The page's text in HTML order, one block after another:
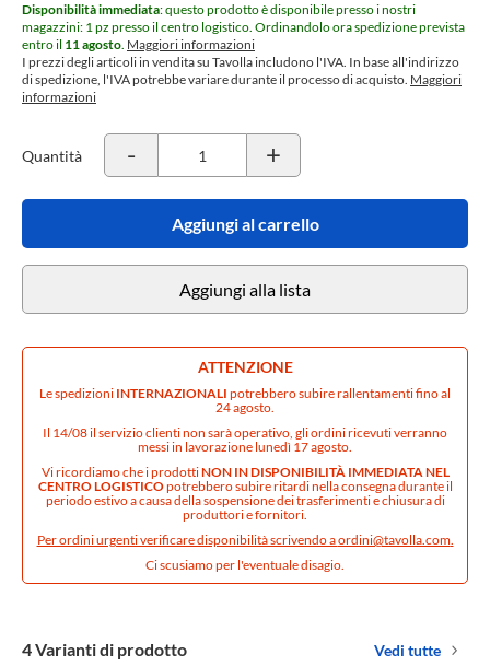
Disponibilità immediata: questo prodotto è disponibile presso i nostri
magazzini: 1 pz presso il centro logistico. Ordinandolo ora spedizione prevista
entro il 11 agosto. Maggiori informazioni
I prezzi degli articoli in vendita su Tavolla includono l'IVA. In base all'indirizzo
di spedizione, l'IVA potrebbe variare durante il processo di acquisto. Maggiori
informazioni
Quantità - +
Aggiungi al carrello
Aggiungi alla lista
ATTENZIONE
Le spedizioni INTERNAZIONALI potrebbero subire rallentamenti fino al
24 agosto.
Il 14/08 il servizio clienti non sarà operativo, gli ordini ricevuti verranno
messi in lavorazione lunedì 17 agosto.
Vi ricordiamo che i prodottiNON IN DISPONIBILITÀ IMMEDIATA NEL
CENTRO LOGISTICOpotrebbero subire ritardi nella consegna durante il
periodo estivo a causa della sospensione dei trasferimenti e chiusura di
produttori e fornitori.
Per ordini urgenti verificare disponibilità scrivendo aordini@tavolla.com.
Ci scusiamo per l'eventuale disagio.
4 Varianti di prodotto Vedi tutte